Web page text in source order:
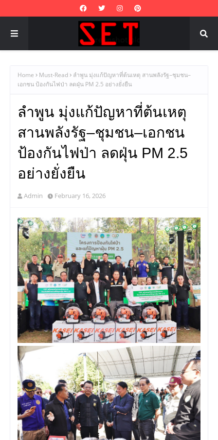
Home Must-Read
ลำพูน มุ่งแก้ปัญหาที่ต้นเหตุ สานพลังรัฐ–ชุมชน–
เอกชน ป้องกันไฟป่า ลดฝุ่น PM 2.5 อย่างยั่งยืน
ลำพูน มุ่งแก้ปัญหาที่ต้นเหตุ
สานพลังรัฐ–ชุมชน–เอกชน
ป้องกันไฟป่า ลดฝุ่น PM 2.5
อย่างยั่งยืน
Admin February 16, 2026